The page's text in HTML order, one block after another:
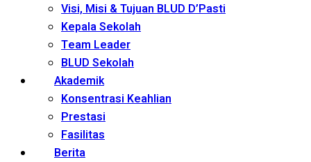
Visi, Misi & Tujuan BLUD D’Pasti
Kepala Sekolah
Team Leader
BLUD Sekolah
Akademik
Konsentrasi Keahlian
Prestasi
Fasilitas
Berita